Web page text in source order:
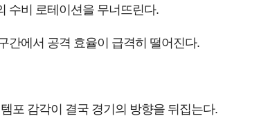
수비 로테이션을 무너뜨린다.
간에서 공격 효율이 급격히 떨어진다.
포 감각이 결국 경기의 방향을 뒤집는다.